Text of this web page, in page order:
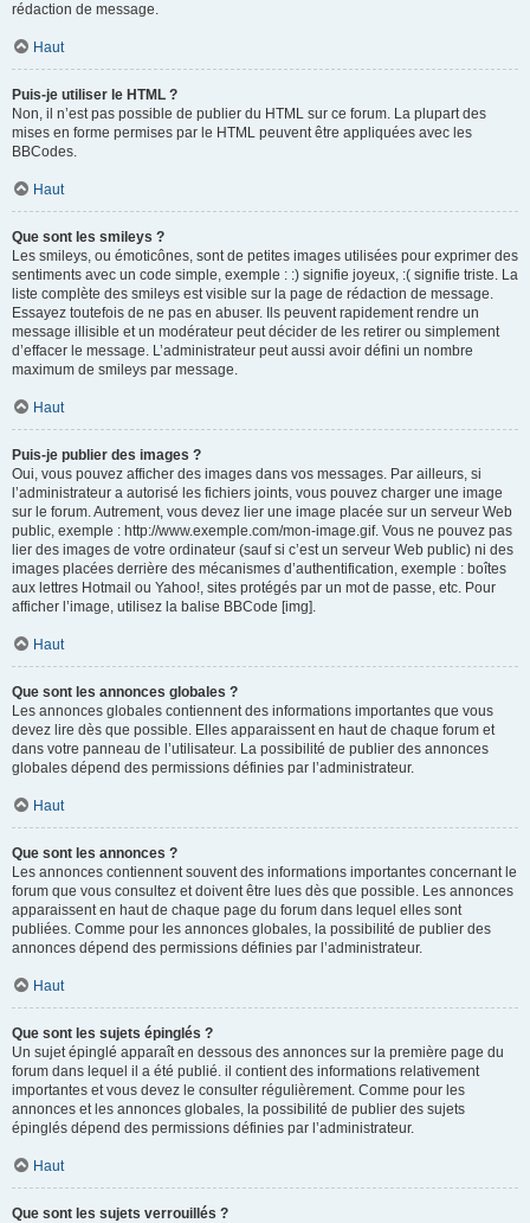
rédaction de message.
Haut
Puis-je utiliser le HTML ?
Non, il n’est pas possible de publier du HTML sur ce forum. La plupart des
mises en forme permises par le HTML peuvent être appliquées avec les
BBCodes.
Haut
Que sont les smileys ?
Les smileys, ou émoticônes, sont de petites images utilisées pour exprimer des
sentiments avec un code simple, exemple : :) signifie joyeux, :( signifie triste. La
liste complète des smileys est visible sur la page de rédaction de message.
Essayez toutefois de ne pas en abuser. Ils peuvent rapidement rendre un
message illisible et un modérateur peut décider de les retirer ou simplement
d’effacer le message. L’administrateur peut aussi avoir défini un nombre
maximum de smileys par message.
Haut
Puis-je publier des images ?
Oui, vous pouvez afficher des images dans vos messages. Par ailleurs, si
l’administrateur a autorisé les fichiers joints, vous pouvez charger une image
sur le forum. Autrement, vous devez lier une image placée sur un serveur Web
public, exemple : http://www.exemple.com/mon-image.gif. Vous ne pouvez pas
lier des images de votre ordinateur (sauf si c’est un serveur Web public) ni des
images placées derrière des mécanismes d’authentification, exemple : boîtes
aux lettres Hotmail ou Yahoo!, sites protégés par un mot de passe, etc. Pour
afficher l’image, utilisez la balise BBCode [img].
Haut
Que sont les annonces globales ?
Les annonces globales contiennent des informations importantes que vous
devez lire dès que possible. Elles apparaissent en haut de chaque forum et
dans votre panneau de l’utilisateur. La possibilité de publier des annonces
globales dépend des permissions définies par l’administrateur.
Haut
Que sont les annonces ?
Les annonces contiennent souvent des informations importantes concernant le
forum que vous consultez et doivent être lues dès que possible. Les annonces
apparaissent en haut de chaque page du forum dans lequel elles sont
publiées. Comme pour les annonces globales, la possibilité de publier des
annonces dépend des permissions définies par l’administrateur.
Haut
Que sont les sujets épinglés ?
Un sujet épinglé apparaît en dessous des annonces sur la première page du
forum dans lequel il a été publié. il contient des informations relativement
importantes et vous devez le consulter régulièrement. Comme pour les
annonces et les annonces globales, la possibilité de publier des sujets
épinglés dépend des permissions définies par l’administrateur.
Haut
Que sont les sujets verrouillés ?